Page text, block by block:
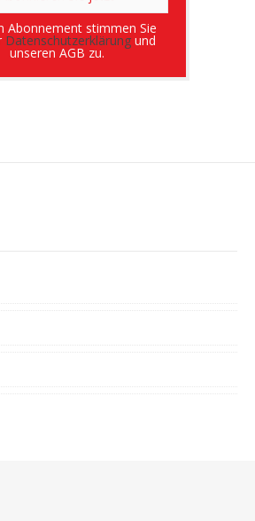
Abonnement stimmen Sie
Datenschutzerklärungund
unseren AGB zu.